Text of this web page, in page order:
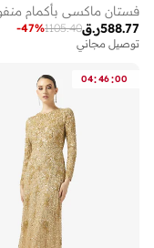
ر.ق588.77
1105.40
-47%
توصيل مجاني
04:46:00